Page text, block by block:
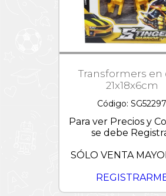
Transformers en
21x18x6cm
Código: SG52297
Para ver Precios y
se debe
SÓLO VENTA